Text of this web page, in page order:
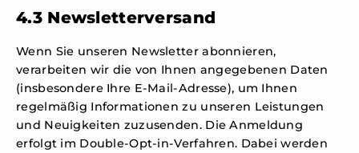
4.3 Newsletterversand
Wenn Sie unseren Newsletter abonnieren,
verarbeiten wir die von Ihnen angegebenen Daten
(insbesondere Ihre E-Mail-Adresse), um Ihnen
regelmäßig Informationen zu unseren Leistungen
und Neuigkeiten zuzusenden. Die Anmeldung
erfolgt im Double-Opt-in-Verfahren. Dabei werden